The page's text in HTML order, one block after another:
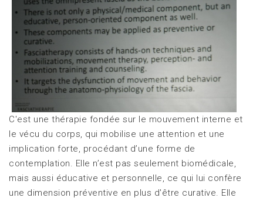
C'est une thérapie fondée sur le mouvement interne et
le vécu du corps, qui mobilise une attention et une
implication forte, procédant d’une forme de
contemplation. Elle n’est pas seulement biomédicale,
mais aussi éducative et personnelle, ce qui lui confère
une dimension préventive en plus d'être curative. Elle